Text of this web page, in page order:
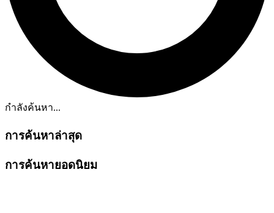
กำลังค้นหา...
การค้นหาล่าสุด
การค้นหายอดนิยม